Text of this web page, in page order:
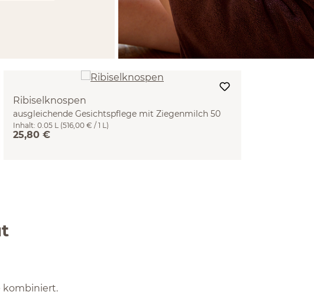
Ribiselknospen
ausgleichende Gesichtspflege mit Ziegenmilch 50
ml
Inhalt: 0.05 L (516,00 € / 1 L)
25,80 €
kombiniert.